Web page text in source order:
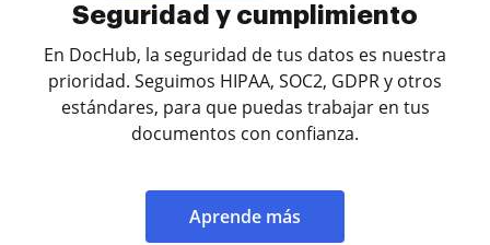
Seguridad y cumplimiento
En DocHub, la seguridad de tus datos es nuestra
prioridad. Seguimos HIPAA, SOC2, GDPR y otros
estándares, para que puedas trabajar en tus
documentos con confianza.
Aprende más